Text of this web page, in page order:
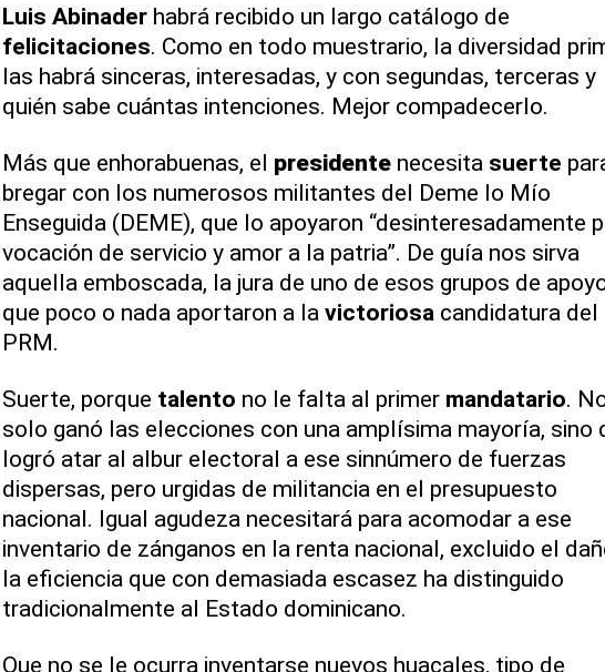
Luis Abinaderhabrá recibido un largo catálogo de
felicitaciones. Como en todo muestrario, la diversidad
las habrá sinceras, interesadas, y con segundas, terceras y
quién sabe cuántas intenciones. Mejor compadecerlo.
Más que enhorabuenas, el presidentenecesita suerte
bregar con los numerosos militantes del Deme lo Mío
Enseguida (DEME), que lo apoyaron “desinteresadamente
vocación de servicio y amor a la patria”. De guía nos sirva
aquella emboscada, la jura de uno de esos grupos de
que poco o nada aportaron a la victoriosa candidatura del
PRM.
Suerte, porque talento no le falta al primer mandatario.
solo ganó las elecciones con una amplísima mayoría, sino
logró atar al albur electoral a ese sinnúmero de fuerzas
dispersas, pero urgidas de militancia en el presupuesto
nacional. Igual agudeza necesitará para acomodar a ese
inventario de zánganos en la renta nacional, excluido el
la eficiencia que con demasiada escasez ha distinguido
tradicionalmente al Estado dominicano.
Que no se le ocurra inventarse nuevos huacales, tipo de